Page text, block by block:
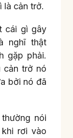
là cản trở.
cái gì gây
nghĩ thật
gặp phải.
cản trở nó
bởi nó đã
nói
rơi vào